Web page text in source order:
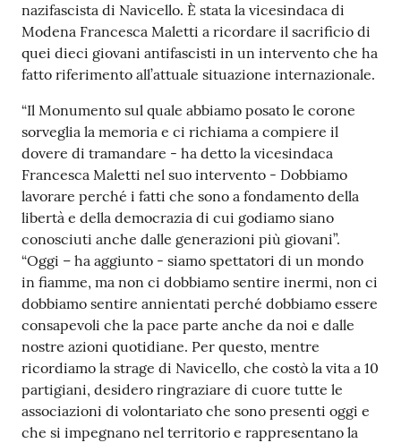
nazifascista di Navicello. È stata la vicesindaca di
Modena Francesca Maletti a ricordare il sacrificio di
quei dieci giovani antifascisti in un intervento che ha
fatto riferimento all’attuale situazione internazionale.
“Il Monumento sul quale abbiamo posato le corone
sorveglia la memoria e ci richiama a compiere il
dovere di tramandare - ha detto la vicesindaca
Francesca Maletti nel suo intervento - Dobbiamo
lavorare perché i fatti che sono a fondamento della
libertà e della democrazia di cui godiamo siano
conosciuti anche dalle generazioni più giovani”.
“Oggi – ha aggiunto - siamo spettatori di un mondo
in fiamme, ma non ci dobbiamo sentire inermi, non ci
dobbiamo sentire annientati perché dobbiamo essere
consapevoli che la pace parte anche da noi e dalle
nostre azioni quotidiane. Per questo, mentre
ricordiamo la strage di Navicello, che costò la vita a 10
partigiani, desidero ringraziare di cuore tutte le
associazioni di volontariato che sono presenti oggi e
che si impegnano nel territorio e rappresentano la